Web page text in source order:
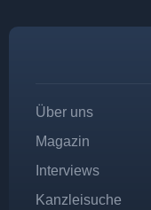
Über uns
Magazin
Interviews
Kanzleisuche